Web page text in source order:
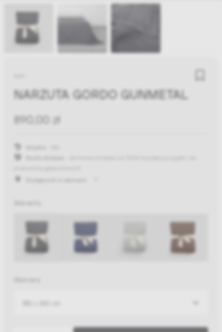
NARZUTA GORDO GUNMETAL
890,00 zł
Warianty
Wymiary
180 x 240 cm